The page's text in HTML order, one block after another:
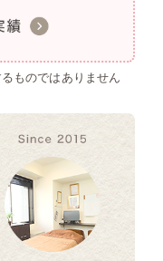
ものではありません